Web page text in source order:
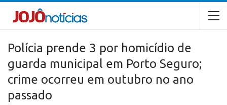
Polícia prende 3 por homicídio de
guarda municipal em Porto Seguro;
crime ocorreu em outubro no ano
passado